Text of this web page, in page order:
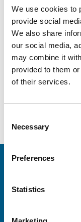
We use cookies to
provide social
We also share
our social media,
may combine it
provided to them
of their services.
Selection
Necessary
Preferences
Statistics
La tecnica 3PAR
Impostare un
A CHI È
Figure tecniche e
di controllo delle
Marco Minati
dei sistemi di